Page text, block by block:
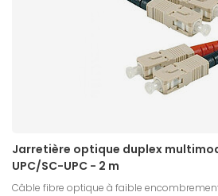
Jarretière optique duplex
UPC/SC-UPC - 2 m
Câble fibre optique à faible encombrement